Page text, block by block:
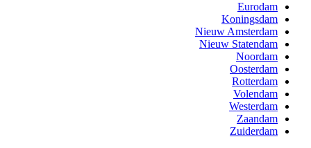
Eurodam
Koningsdam
Nieuw Amsterdam
Nieuw Statendam
Noordam
Oosterdam
Rotterdam
Volendam
Westerdam
Zaandam
Zuiderdam